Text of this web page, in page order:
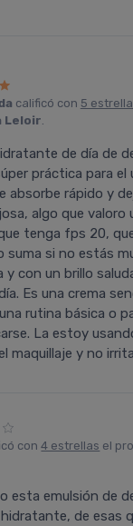
calificó con 5
Leloir.
de día de
práctica para el
absorbe rápido y
algo que valoro
tenga fps 20,
si no estás
y con un brillo
Es una crema
rutina básica o
La estoy
maquillaje y no
con4 estrellas el
esta emulsión de
de esas